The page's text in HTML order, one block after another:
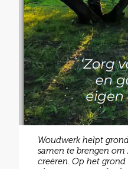
Woudwerk helpt
samen te brengen
creëren. Op het